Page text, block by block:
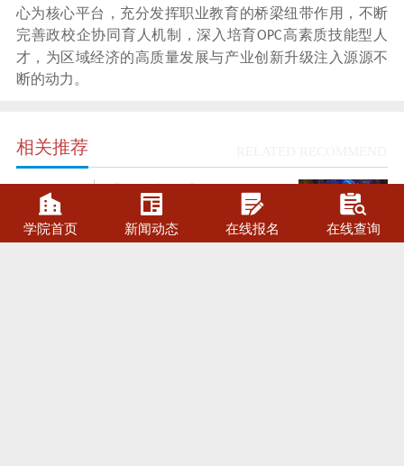
心为核心平台，充分发挥职业教育的桥梁纽带作用，不断
完善政校企协同育人机制，深入培育OPC高素质技能型人
才，为区域经济的高质量发展与产业创新升级注入源源不
断的动力。
相关推荐
28
2019-10
【集团新闻】围观2019民
航西南地区客舱乘务员技
能大赛，西航学子受益匪

学院首页

新闻动态

在线报名

在线查询